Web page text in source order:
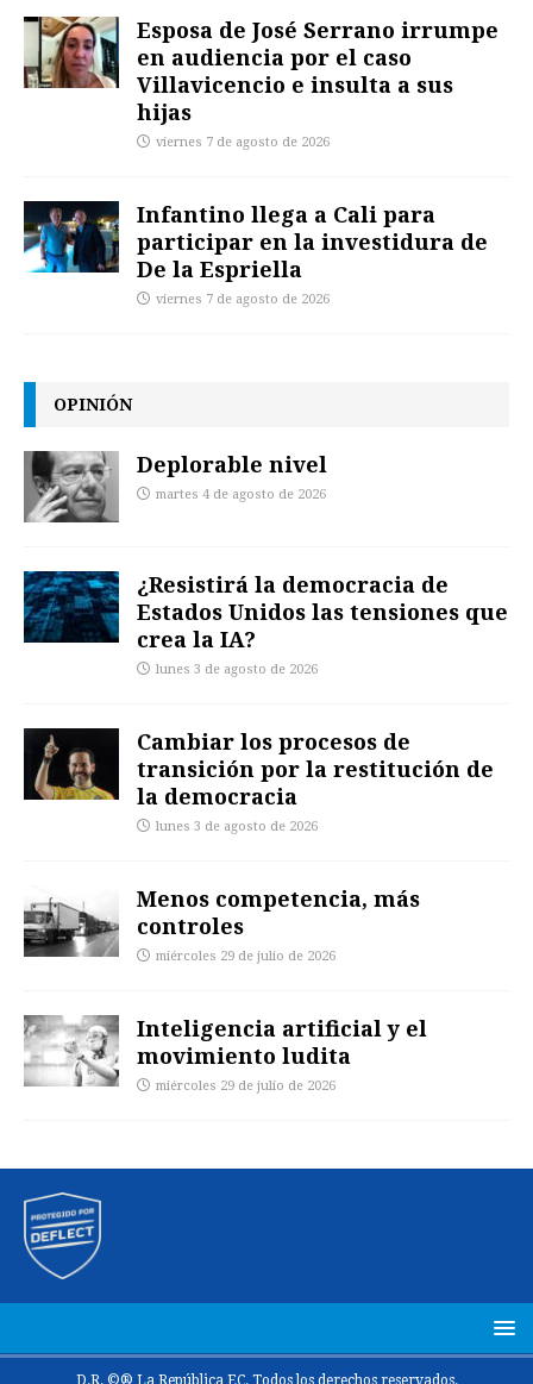
Esposa de José Serrano irrumpe
en audiencia por el caso
Villavicencio e insulta a sus
hijas
viernes 7 de agosto de 2026
Infantino llega a Cali para
participar en la investidura de
De la Espriella
viernes 7 de agosto de 2026
OPINIÓN
Deplorable nivel
martes 4 de agosto de 2026
¿Resistirá la democracia de
Estados Unidos las tensiones que
crea la IA?
lunes 3 de agosto de 2026
Cambiar los procesos de
transición por la restitución de
la democracia
lunes 3 de agosto de 2026
Menos competencia, más
controles
miércoles 29 de julio de 2026
Inteligencia artificial y el
movimiento ludita
miércoles 29 de julio de 2026
D.R. ©® La República EC. Todos los derechos reservados.